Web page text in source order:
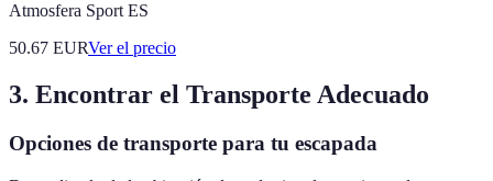
Atmosfera Sport ES
50.67 EURVer el precio
3. Encontrar el Transporte Adecuado
Opciones de transporte para tu escapada